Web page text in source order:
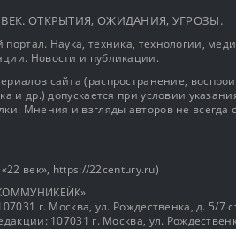
ВЕК. ОТКРЫТИЯ, ОЖИДАНИЯ, УГРОЗЫ.
Наука, техника, технологии,
Новости и публикации.
сайта (распространение,
и др.) допускается при условии
Мнения и взгляды авторов не всегда
век», https://22century.ru)
г. Москва, ул. Рождественка, д. 5/7
107031 г. Москва, ул.